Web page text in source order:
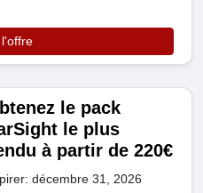
le pack
le plus
à partir de 220€
décembre 31, 2026